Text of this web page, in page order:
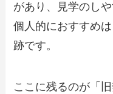
があり、見学のし
個人的におすすめ
跡です。
ここに残るのが「